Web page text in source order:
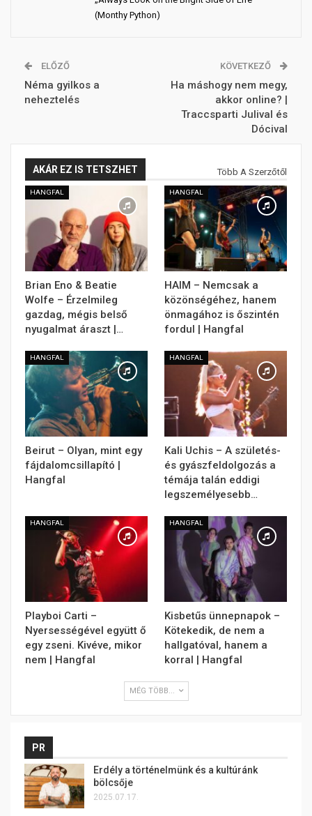
(Monthy Python)
ELŐZŐ
Néma gyilkos a
neheztelés
KÖVETKEZŐ
Ha máshogy nem megy,
akkor online? |
Traccsparti Julival és
Dócival
AKÁR EZ IS TETSZHET Több A Szerzőtől
HANGFAL
Brian Eno & Beatie
Wolfe – Érzelmileg
gazdag, mégis belső
nyugalmat áraszt |…
HANGFAL
HAIM – Nemcsak a
közönségéhez, hanem
önmagához is őszintén
fordul | Hangfal
HANGFAL
Beirut – Olyan, mint egy
fájdalomcsillapító |
Hangfal
HANGFAL
Kali Uchis – A születés-
és gyászfeldolgozás a
témája talán eddigi
legszemélyesebb…
HANGFAL
Playboi Carti –
Nyersességével együtt ő
egy zseni. Kivéve, mikor
nem | Hangfal
HANGFAL
Kisbetűs ünnepnapok –
Kötekedik, de nem a
hallgatóval, hanem a
korral | Hangfal
MÉG TÖBB...
PR
Erdély a történelmünk és a kultúránk
bölcsője
2025.07.17.